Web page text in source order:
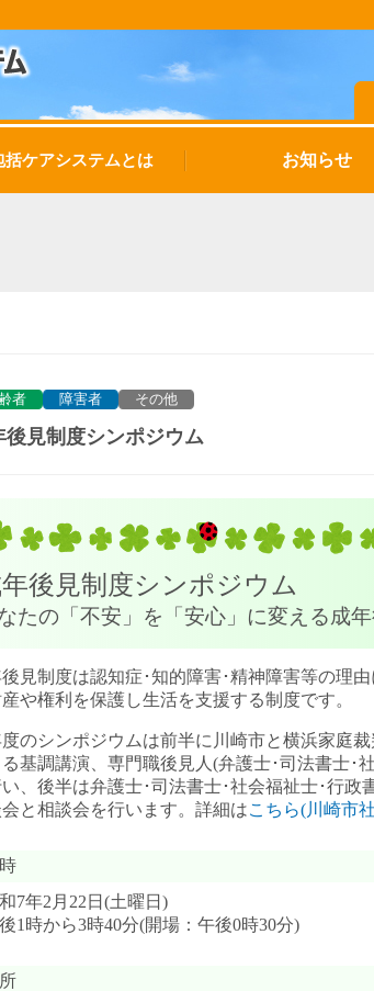
括ケアシステムとは お知らせ
者 障害者 その他
後見制度シンポジウム
後見制度シンポジウム
たの「不安」を「安心」に変える成
後見制度は認知症･知的障害･精神障害等の理
や権利を保護し生活を支援する制度です。
のシンポジウムは前半に川崎市と横浜家庭
基調講演、専門職後見人(弁護士･司法書士･
い、後半は弁護士･司法書士･社会福祉士･行政
会と相談会を行います。詳細はこちら(川崎市
7年2月22日(土曜日)
1時から3時40分(開場：午後0時30分)